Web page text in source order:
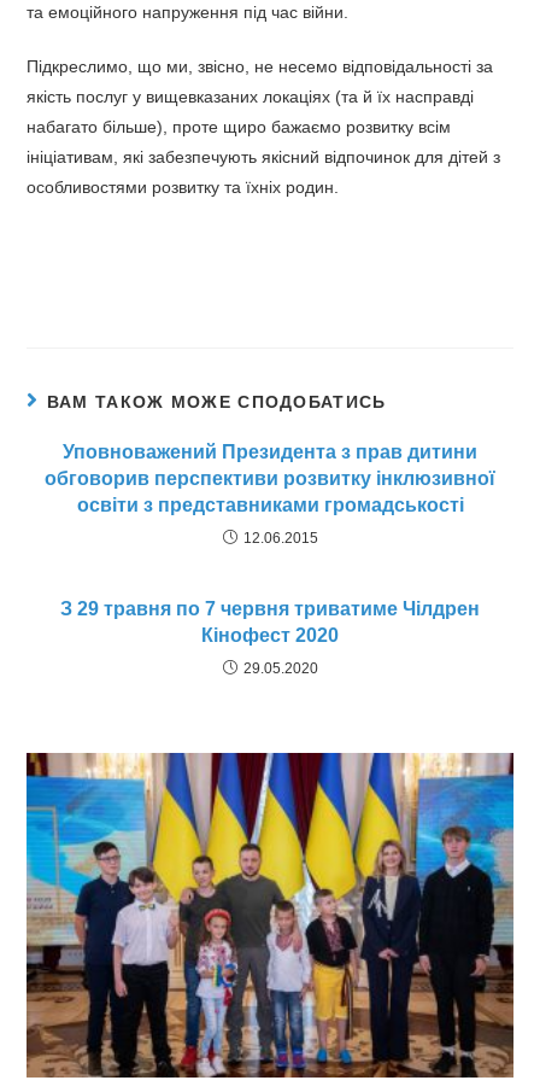
та емоційного напруження під час війни.
Підкреслимо, що ми, звісно, не несемо відповідальності за
якість послуг у вищевказаних локаціях (та й їх насправді
набагато більше), проте щиро бажаємо розвитку всім
ініціативам, які забезпечують якісний відпочинок для дітей з
особливостями розвитку та їхніх родин.
ВАМ ТАКОЖ МОЖЕ СПОДОБАТИСЬ
Уповноважений Президента з прав дитини
обговорив перспективи розвитку інклюзивної
освіти з представниками громадськості
12.06.2015
З 29 травня по 7 червня триватиме Чілдрен
Кінофест 2020
29.05.2020